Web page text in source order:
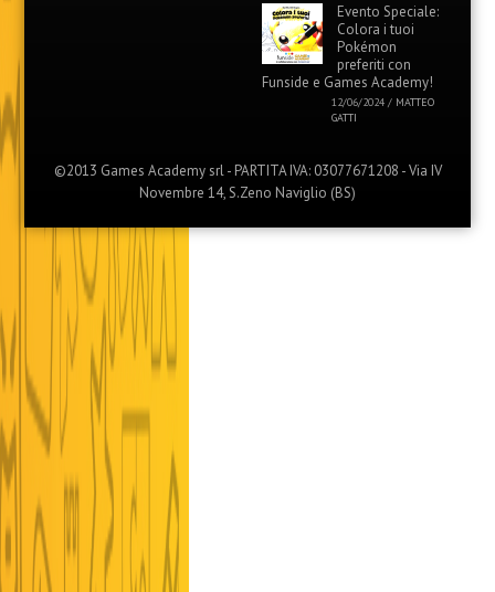
Evento Speciale:
Colora i tuoi
Pokémon
preferiti con
Funside e Games Academy!
12/06/2024 / MATTEO
GATTI
©2013 Games Academy srl - PARTITA IVA: 03077671208 - Via IV
Novembre 14, S.Zeno Naviglio (BS)